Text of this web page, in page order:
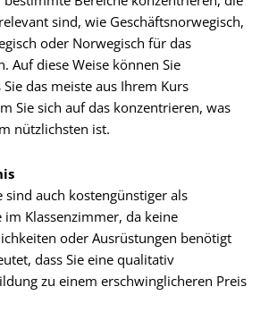
sind, wie Geschäftsnorwegisch,
oder Norwegisch für das
Auf diese Weise können Sie
das meiste aus Ihrem Kurs
Sie sich auf das konzentrieren, was
nützlichsten ist.
sind auch kostengünstiger als
Klassenzimmer, da keine
oder Ausrüstungen benötigt
dass Sie eine qualitativ
zu einem erschwinglicheren Preis